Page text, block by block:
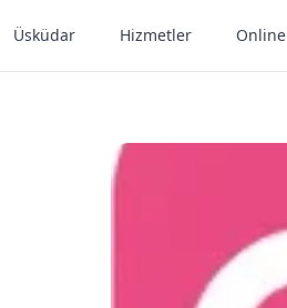
Üsküdar Hizmetler Online